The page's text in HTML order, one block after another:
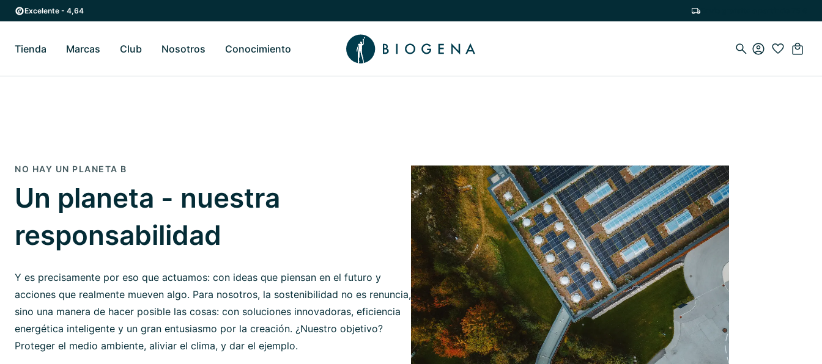
Ir al contenido principal
Ir a la navegación principal
Excelente - 4,64
Tienda Alternar submenú de Tienda
Marcas Alternar submenú de Marcas
Club Nosotros Alternar submenú de Nosotros
Conocimiento Alternar submenú de Conocimiento
NO HAY UN PLANETA B
Un planeta - nuestra
responsabilidad
Y es precisamente por eso que actuamos: con ideas que piensan en el futuro y
acciones que realmente mueven algo. Para nosotros, la sostenibilidad no es renuncia,
sino una manera de hacer posible las cosas: con soluciones innovadoras, eficiencia
energética inteligente y un gran entusiasmo por la creación. ¿Nuestro objetivo?
Proteger el medio ambiente, aliviar el clima, y dar el ejemplo.